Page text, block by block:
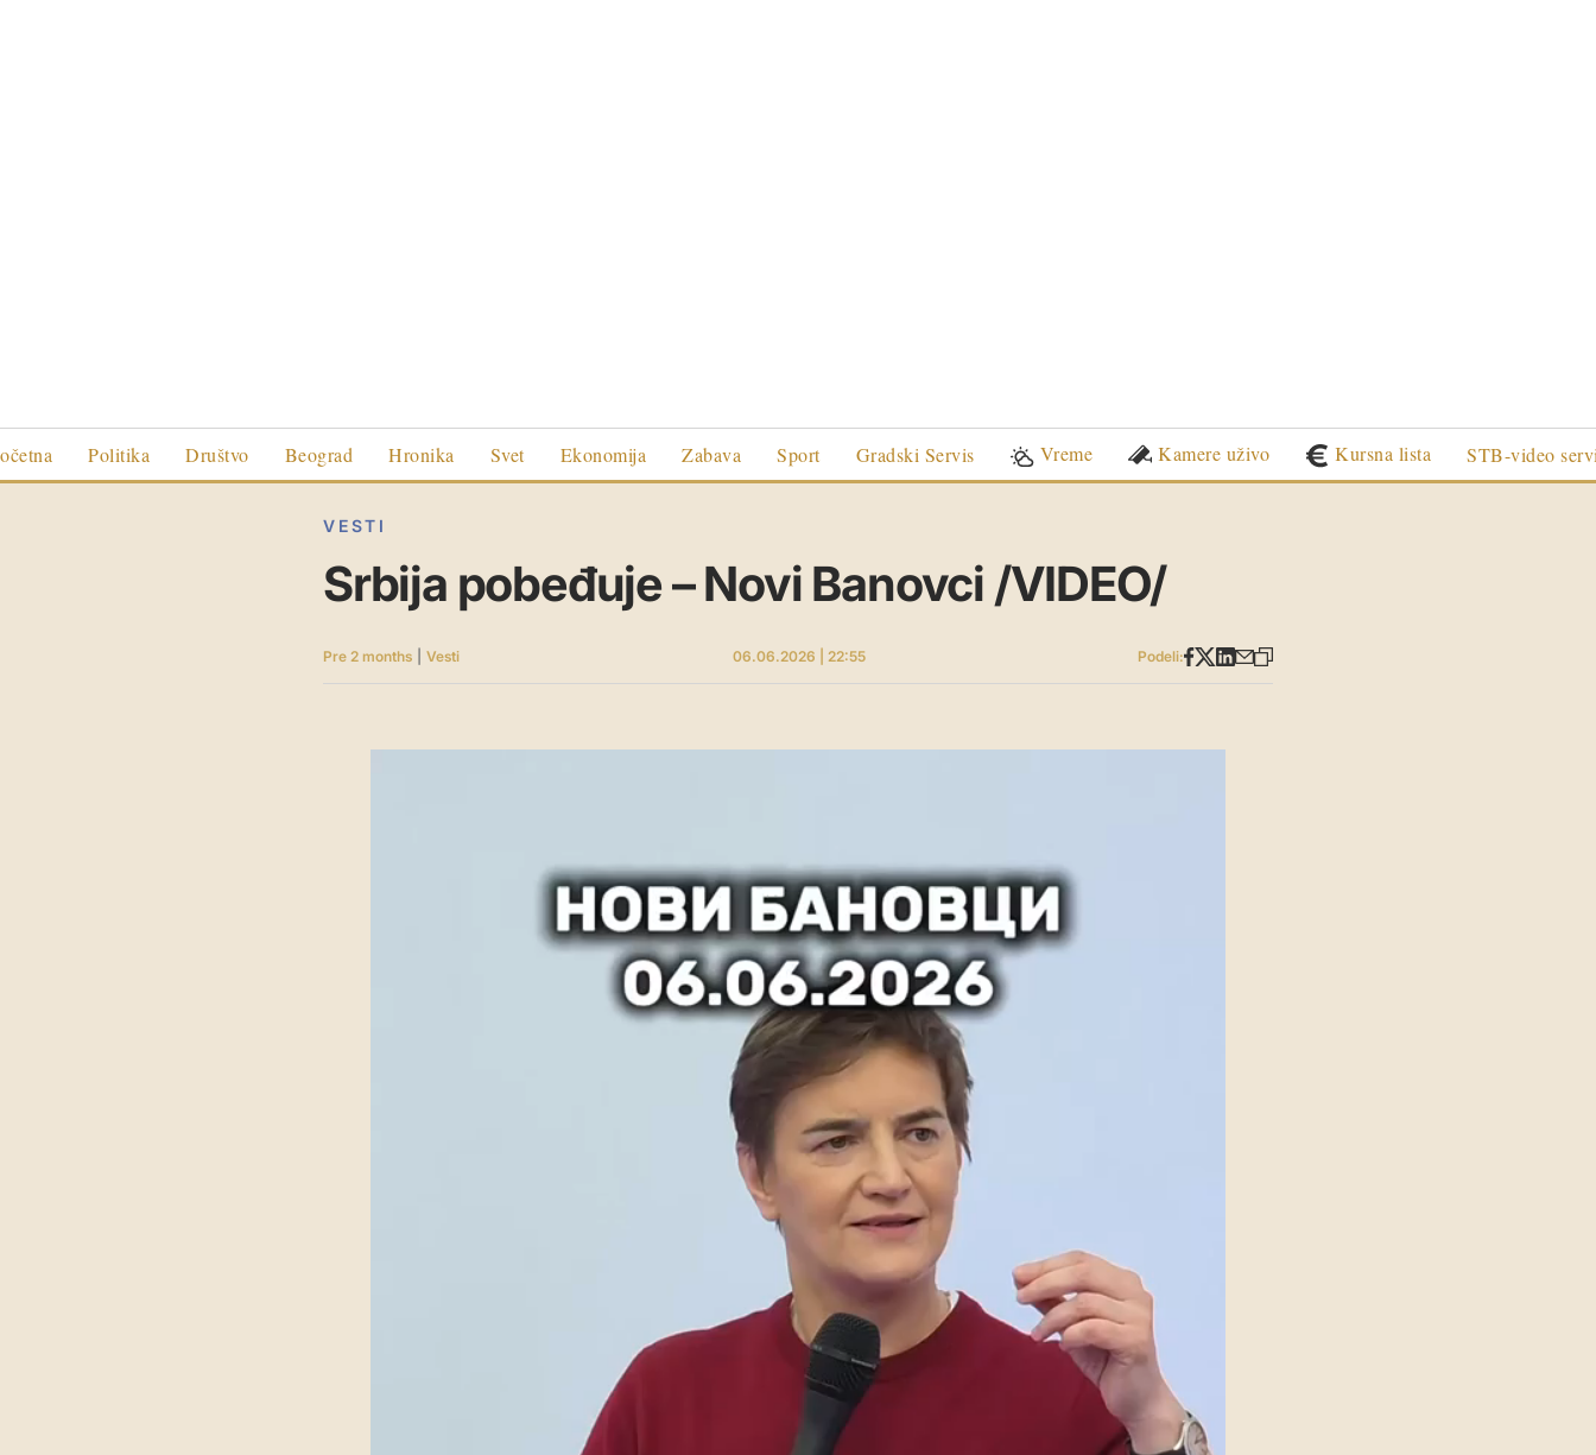
Politika Društvo Beograd Hronika Svet Ekonomija Zabava Sport Gradski Servis Vreme Kamere uživo Kursna lista STB-video
VESTI
Srbija pobeđuje – Novi Banovci /VIDEO/
Pre 2 months Vesti 06.06.2026 | 22:55 Podeli: